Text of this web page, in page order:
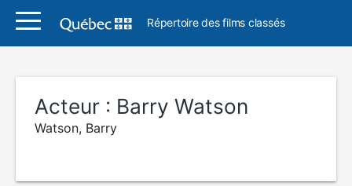
Répertoire des films classés
Acteur : Barry Watson
Watson, Barry